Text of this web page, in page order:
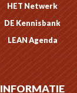
HET Netwerk
DE Kennisbank
LEAN Agenda
INFORMATIE